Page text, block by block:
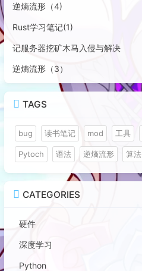
逆熵流形（4)
Rust学习笔记(1)
记服务器挖矿木马入侵与解决
逆熵流形（3）
TAGS
bug 读书笔记 mod 工具
Pytoch 语法 逆熵流形 算法
CATEGORIES
硬件
深度学习
Python